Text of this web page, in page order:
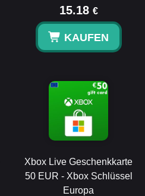
15.18 €
KAUFEN
Xbox Live Geschenkkarte
50 EUR - Xbox Schlüssel
Europa